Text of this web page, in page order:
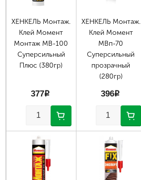
ХЕНКЕЛЬ Монтаж.
Клей Момент
Монтаж МВ-100
Суперсильный
Плюс (380гр)
377p
ХЕНКЕЛЬ Монтаж.
Клей Момент
МВп-70
Суперсильный
прозрачный
(280гр)
396p
Страницы